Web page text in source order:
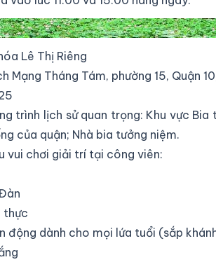
Sen
Lê Thị Riêng
Mạng Tháng Tám, phường 15, Quận
trình lịch sử quan trọng: Khu vực Bia
của quận; Nhà bia tưởng niệm.
vui chơi giải trí tại công viên:
thực
động dành cho mọi lứa tuổi (sắp